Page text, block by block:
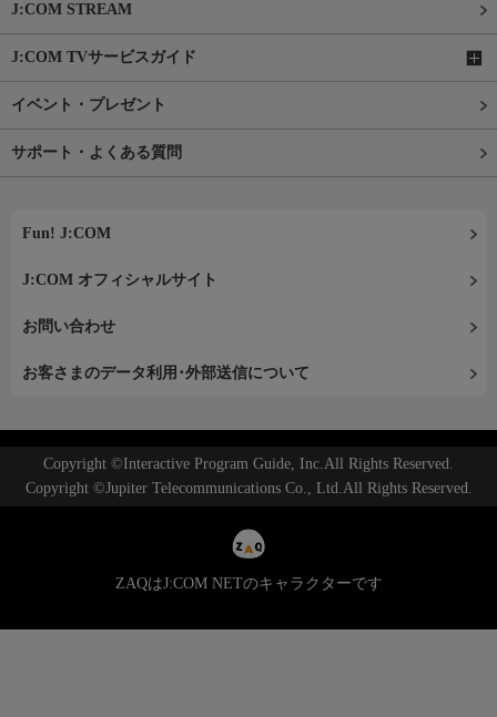
J:COM STREAM
J:COM TVサービスガイド
イベント・プレゼント
サポート・よくある質問
Fun! J:COM
J:COM オフィシャルサイト
お問い合わせ
お客さまのデータ利用･外部送信について
Copyright ©Interactive Program Guide, Inc.All Rights Reserved.
Copyright ©Jupiter Telecommunications Co., Ltd.All Rights Reserved.
ZAQはJ:COM NETのキャラクターです